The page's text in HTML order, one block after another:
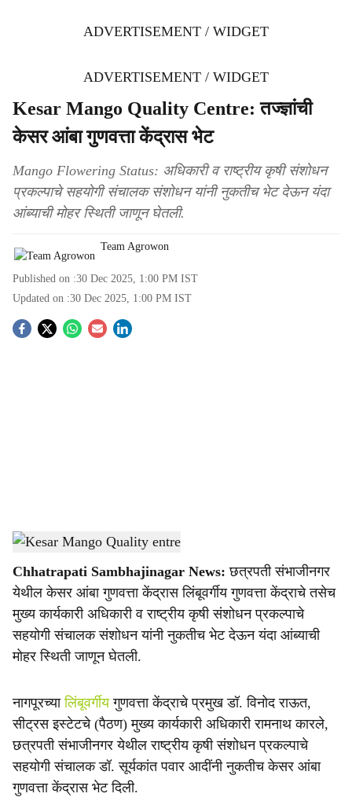
ADVERTISEMENT / WIDGET
ADVERTISEMENT / WIDGET
Kesar Mango Quality Centre: तज्ज्ञांची
केसर आंबा गुणवत्ता केंद्रास भेट
Mango Flowering Status: अधिकारी व राष्ट्रीय कृषी संशोधन
प्रकल्पाचे सहयोगी संचालक संशोधन यांनी नुकतीच भेट देऊन यंदा
आंब्याची मोहर स्थिती जाणून घेतली.
Team Agrowon
Published on :30 Dec 2025, 1:00 PM IST
Updated on :30 Dec 2025, 1:00 PM IST
S
a
r
e
Kesar Mango Quality entre-Agrowon
Chhatrapati Sambhajinagar News: छत्रपती संभाजीनगर
येथील केसर आंबा गुणवत्ता केंद्रास लिंबूवर्गीय गुणवत्ता केंद्राचे तसेच
मुख्य कार्यकारी अधिकारी व राष्ट्रीय कृषी संशोधन प्रकल्पाचे
सहयोगी संचालक संशोधन यांनी नुकतीच भेट देऊन यंदा आंब्याची
मोहर स्थिती जाणून घेतली.
नागपूरच्यालिंबूवर्गीयगुणवत्ता केंद्राचे प्रमुख डॉ. विनोद राऊत,
सीट्रस इस्टेटचे (पैठण) मुख्य कार्यकारी अधिकारी रामनाथ कारले,
छत्रपती संभाजीनगर येथील राष्ट्रीय कृषी संशोधन प्रकल्पाचे
सहयोगी संचालक डॉ. सूर्यकांत पवार आदींनी नुकतीच केसर आंबा
गुणवत्ता केंद्रास भेट दिली.